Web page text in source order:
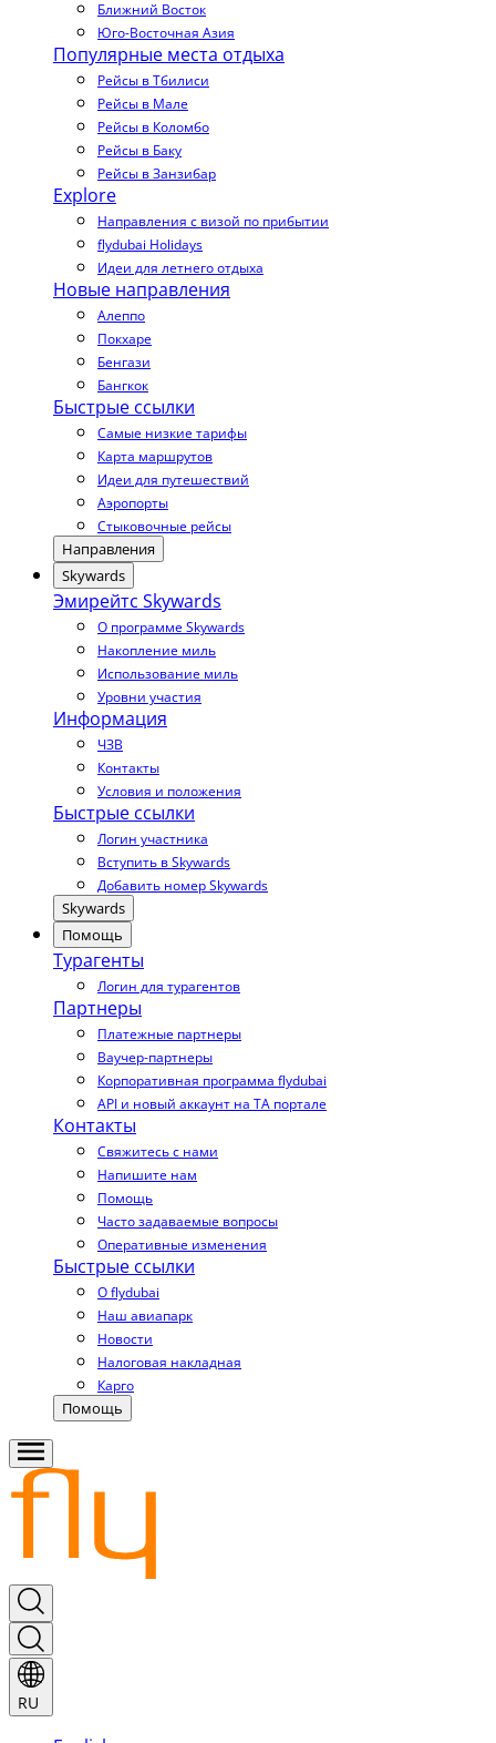
Ближний Восток
Юго-Восточная Азия
Популярные места отдыха
Рейсы в Тбилиси
Рейсы в Мале
Рейсы в Коломбо
Рейсы в Баку
Рейсы в Занзибар
Explore
Направления с визой по прибытии
flydubai Holidays
Идеи для летнего отдыха
Новые направления
Алеппо
Покхаре
Бенгази
Бангкок
Быстрые ссылки
Самые низкие тарифы
Карта маршрутов
Идеи для путешествий
Аэропорты
Стыковочные рейсы
Направления
Skywards
Эмирейтс Skywards
О программе Skywards
Накопление миль
Использование миль
Уровни участия
Информация
ЧЗВ
Контакты
Условия и положения
Быстрые ссылки
Логин участника
Вступить в Skywards
Добавить номер Skywards
Skywards
Помощь
Турагенты
Логин для турагентов
Партнеры
Платежные партнеры
Ваучер-партнеры
Корпоративная программа flydubai
API и новый аккаунт на TA портале
Контакты
Свяжитесь с нами
Напишите нам
Помощь
Часто задаваемые вопросы
Оперативные изменения
Быстрые ссылки
О flydubai
Наш авиапарк
Новости
Налоговая накладная
Карго
Помощь
RU